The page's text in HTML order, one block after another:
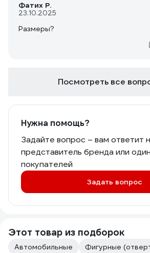
Фатих Р.
23.10.2025
Размеры?
Посмотреть все
Нужна помощь?
Задайте вопрос – вам ответит
представитель бренда или
покупателей
Задать вопрос
Этот товар из подборок
Автомобильные
Фигурные